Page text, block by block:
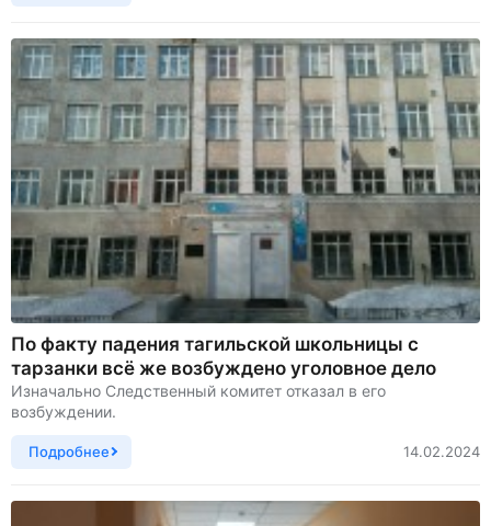
По факту падения тагильской школьницы с
тарзанки всё же возбуждено уголовное дело
Изначально Следственный комитет отказал в его
возбуждении.
Подробнее 14.02.2024